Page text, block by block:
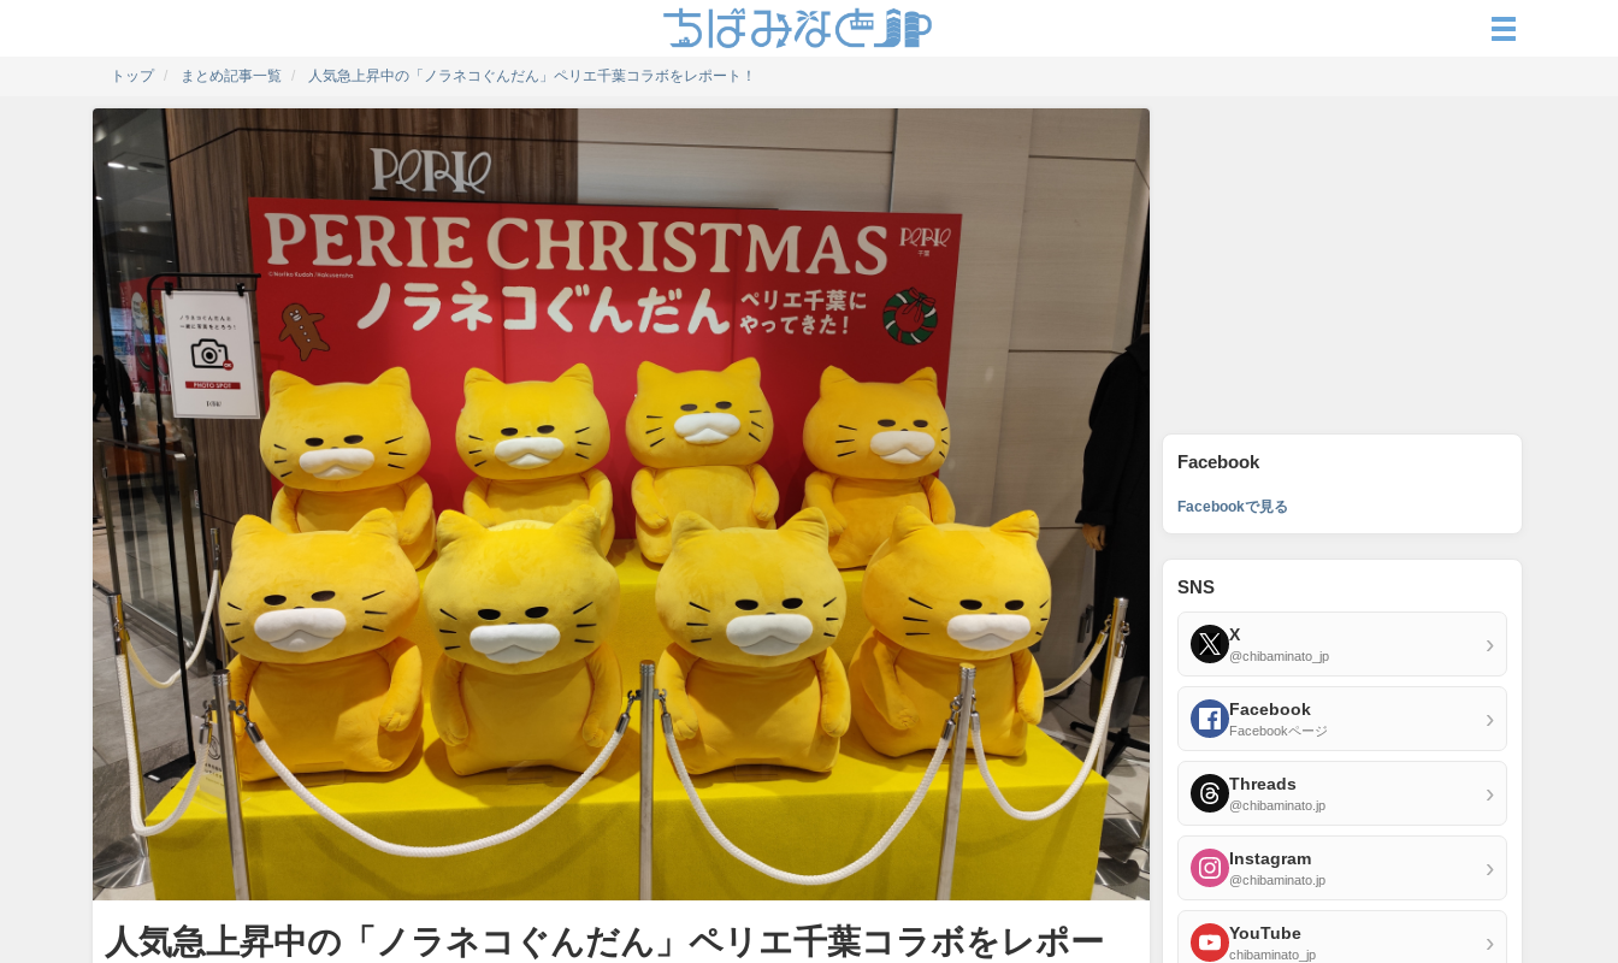
トップ まとめ記事一覧 人気急上昇中の「ノラネコぐんだん」ペリエ千葉コラボをレポート！
人気急上昇中の「ノラネコぐんだん」ペリエ千葉コラボをレポー
Facebook
Facebookで見る
SNS
X
@chibaminato_jp ›
Facebook
Facebookページ ›
Threads
@chibaminato.jp ›
Instagram
@chibaminato.jp ›
YouTube
chibaminato_jp ›